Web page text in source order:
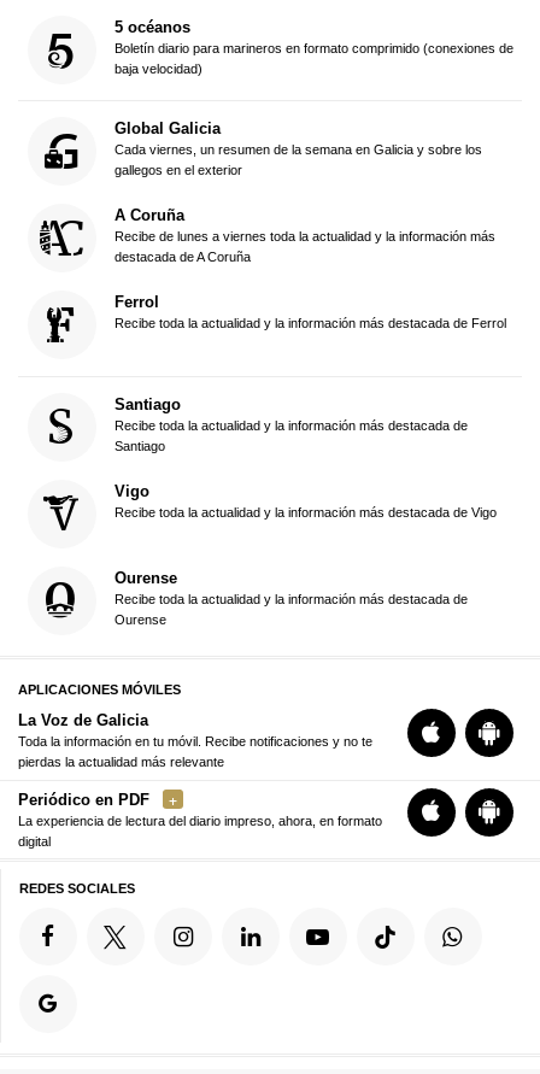
5 océanos
Boletín diario para marineros en formato comprimido (conexiones de
baja velocidad)
Global Galicia
Cada viernes, un resumen de la semana en Galicia y sobre los
gallegos en el exterior
A Coruña
Recibe de lunes a viernes toda la actualidad y la información más
destacada de A Coruña
Ferrol
Recibe toda la actualidad y la información más destacada de Ferrol
Santiago
Recibe toda la actualidad y la información más destacada de
Santiago
Vigo
Recibe toda la actualidad y la información más destacada de Vigo
Ourense
Recibe toda la actualidad y la información más destacada de
Ourense
APLICACIONES MÓVILES
La Voz de Galicia
Toda la información en tu móvil. Recibe notificaciones y no te
pierdas la actualidad más relevante
Periódico en PDF
La experiencia de lectura del diario impreso, ahora, en formato
digital
REDES SOCIALES